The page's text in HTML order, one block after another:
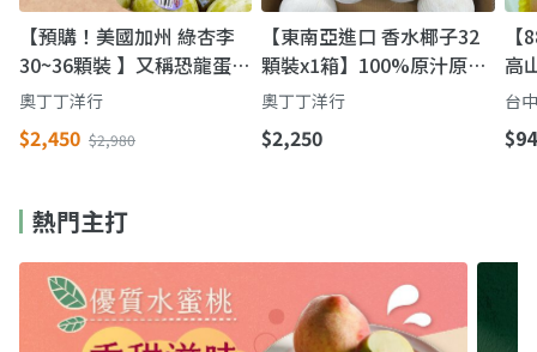
【預購！美國加州 綠杏李
30~36顆裝 】又稱恐龍蛋
李子清甜多汁爽脆可口
奧丁丁洋行
$2,450 $2,980
【東南亞進口 香水椰子32
顆裝x1箱】100%原汁原味
汁多甜度高
奧丁丁洋行
$2,250
高
香
台
熱門主打